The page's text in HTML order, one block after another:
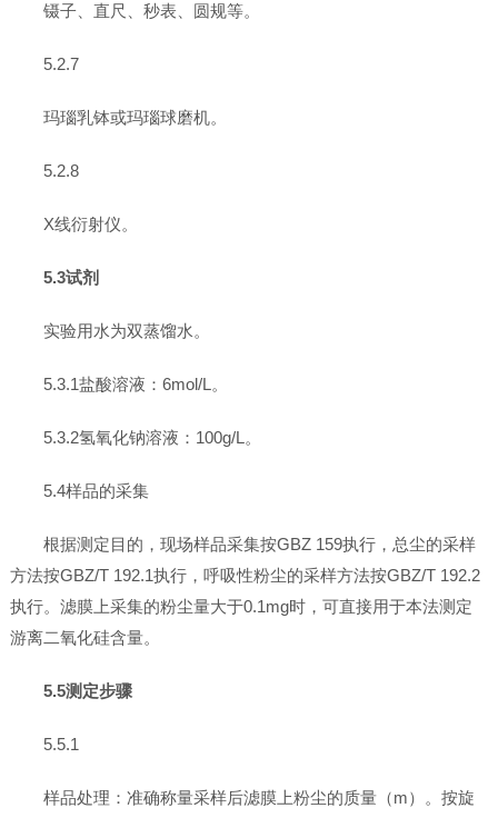
镊子、直尺、秒表、圆规等。
5.2.7
玛瑙乳钵或玛瑙球磨机。
5.2.8
X线衍射仪。
5.3试剂
实验用水为双蒸馏水。
5.3.1盐酸溶液：6mol/L。
5.3.2氢氧化钠溶液：100g/L。
5.4样品的采集
根据测定目的，现场样品采集按GBZ 159执行，总尘的采样
方法按GBZ/T 192.1执行，呼吸性粉尘的采样方法按GBZ/T 192.2
执行。滤膜上采集的粉尘量大于0.1mg时，可直接用于本法测定
游离二氧化硅含量。
5.5测定步骤
5.5.1
样品处理：准确称量采样后滤膜上粉尘的质量（m）。按旋